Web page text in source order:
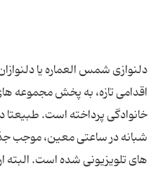
دلنوازی شمس العماره یا
اقدامی تازه، به پخش مجموعه
خانوادگی پرداخته است.
شبانه در ساعتی معین، موجب
های تلویزیونی شده است. البته